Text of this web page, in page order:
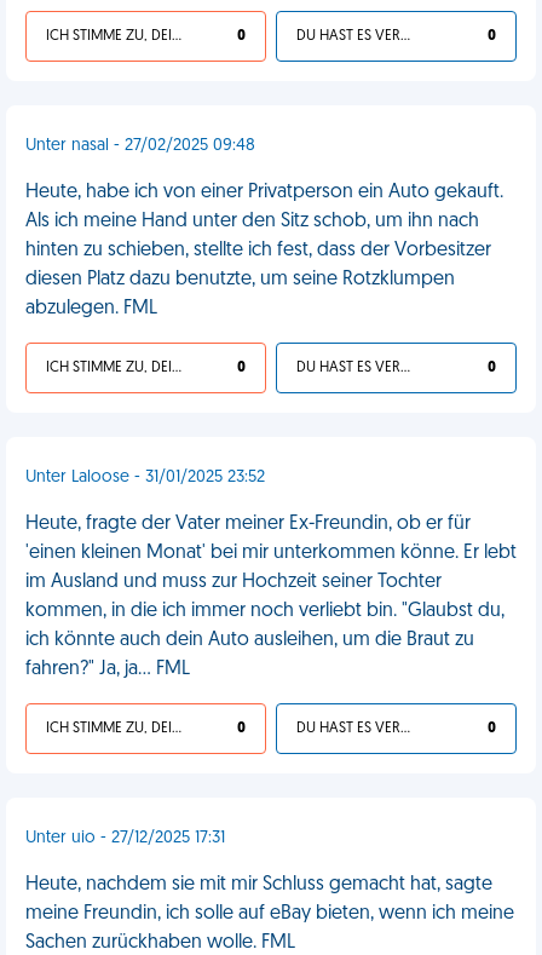
ICH STIMME ZU, DEIN LEBEN IST SCHEISSE 0 DU HAST ES VERDIENT 0
Unter nasal - 27/02/2025 09:48
Heute, habe ich von einer Privatperson ein Auto gekauft.
Als ich meine Hand unter den Sitz schob, um ihn nach
hinten zu schieben, stellte ich fest, dass der Vorbesitzer
diesen Platz dazu benutzte, um seine Rotzklumpen
abzulegen. FML
ICH STIMME ZU, DEIN LEBEN IST SCHEISSE 0 DU HAST ES VERDIENT 0
Unter Laloose - 31/01/2025 23:52
Heute, fragte der Vater meiner Ex-Freundin, ob er für
'einen kleinen Monat' bei mir unterkommen könne. Er lebt
im Ausland und muss zur Hochzeit seiner Tochter
kommen, in die ich immer noch verliebt bin. "Glaubst du,
ich könnte auch dein Auto ausleihen, um die Braut zu
fahren?" Ja, ja... FML
ICH STIMME ZU, DEIN LEBEN IST SCHEISSE 0 DU HAST ES VERDIENT 0
Unter uio - 27/12/2025 17:31
Heute, nachdem sie mit mir Schluss gemacht hat, sagte
meine Freundin, ich solle auf eBay bieten, wenn ich meine
Sachen zurückhaben wolle. FML